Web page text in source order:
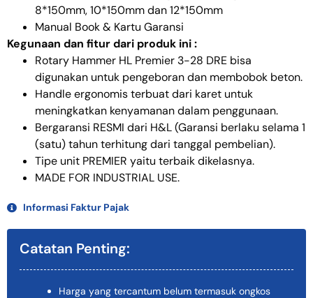
8*150mm, 10*150mm dan 12*150mm
Manual Book & Kartu Garansi
Kegunaan dan fitur dari produk ini :
Rotary Hammer HL Premier 3-28 DRE bisa
digunakan untuk pengeboran dan membobok beton.
Handle ergonomis terbuat dari karet untuk
meningkatkan kenyamanan dalam penggunaan.
Bergaransi RESMI dari H&L (Garansi berlaku selama 1
(satu) tahun terhitung dari tanggal pembelian).
Tipe unit PREMIER yaitu terbaik dikelasnya.
MADE FOR INDUSTRIAL USE.
Informasi Faktur Pajak
Catatan Penting:
Harga yang tercantum belum termasuk ongkos